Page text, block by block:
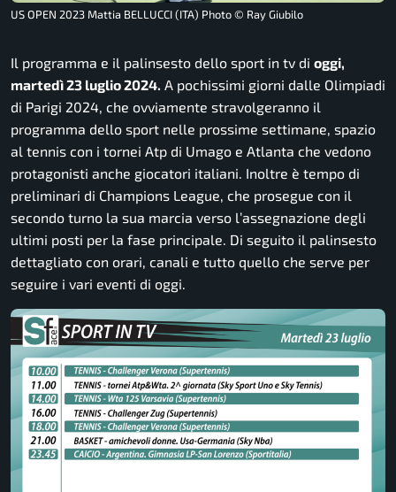
US OPEN 2023 Mattia BELLUCCI (ITA) Photo © Ray Giubilo
Il programma e il palinsesto dello sport in tv di oggi,
martedì 23 luglio 2024. A pochissimi giorni dalle Olimpiadi
di Parigi 2024, che ovviamente stravolgeranno il
programma dello sport nelle prossime settimane, spazio
al tennis con i tornei Atp di Umago e Atlanta che vedono
protagonisti anche giocatori italiani. Inoltre è tempo di
preliminari di Champions League, che prosegue con il
secondo turno la sua marcia verso l’assegnazione degli
ultimi posti per la fase principale. Di seguito il palinsesto
dettagliato con orari, canali e tutto quello che serve per
seguire i vari eventi di oggi.